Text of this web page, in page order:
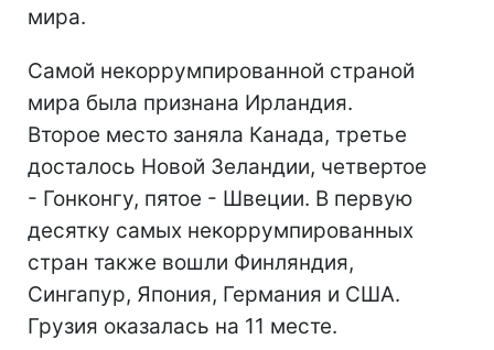
мира.
Самой некоррумпированной страной
мира была признана Ирландия.
Второе место заняла Канада, третье
досталось Новой Зеландии, четвертое
- Гонконгу, пятое - Швеции. В первую
десятку самых некоррумпированных
стран также вошли Финляндия,
Сингапур, Япония, Германия и США.
Грузия оказалась на 11 месте.